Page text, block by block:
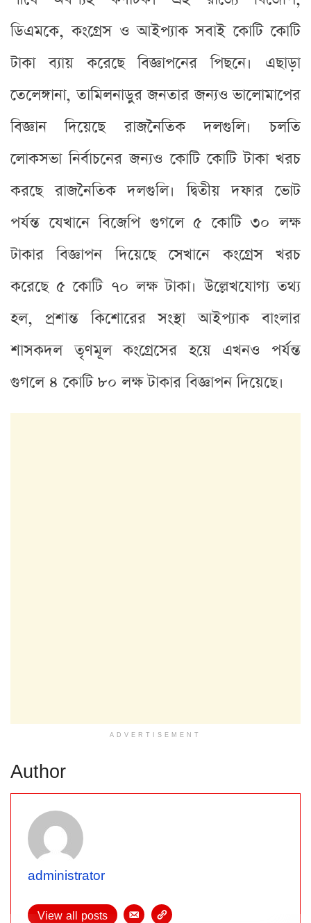
ডিএমকে, কংগ্রেস ও আইপ্যাক সবাই কোটি কোটি
টাকা ব্যায় করেছে বিজ্ঞাপনের পিছনে। এছাড়া
তেলেঙ্গানা, তামিলনাড়ুর জনতার জন্যও ভালোমাপের
বিজ্ঞান দিয়েছে রাজনৈতিক দলগুলি। চলতি
লোকসভা নির্বাচনের জন্যও কোটি কোটি টাকা খরচ
করছে রাজনৈতিক দলগুলি। দ্বিতীয় দফার ভোট
পর্যন্ত যেখানে বিজেপি গুগলে ৫ কোটি ৩০ লক্ষ
টাকার বিজ্ঞাপন দিয়েছে সেখানে কংগ্রেস খরচ
করেছে ৫ কোটি ৭০ লক্ষ টাকা। উল্লেখযোগ্য তথ্য
হল, প্রশান্ত কিশোরের সংস্থা আইপ্যাক বাংলার
শাসকদল তৃণমূল কংগ্রেসের হয়ে এখনও পর্যন্ত
গুগলে ৪ কোটি ৮০ লক্ষ টাকার বিজ্ঞাপন দিয়েছে।
ADVERTISEMENT
Author
administrator
View all posts